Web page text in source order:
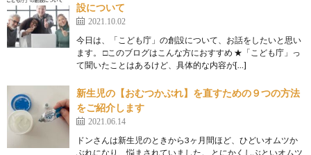
設について
2021.10.02
今日は、「こども庁」の創設について、お話をしたいと思い
ます。 □このブログはこんな方におすすめ ★「こども庁」っ
て聞いたことはあるけど、具体的な内容が[…]
新生児の【おむつかぶれ】を直すための９つの方法
をご紹介します
2021.06.14
ドンさんは新生児のときから3ヶ月間ほど、ひどいオムツか
ぶれになり、悩まされていました。 とにかくしぶといオムツ